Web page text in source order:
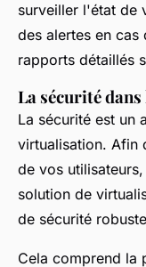
surveiller l'état de
des alertes en
rapports détaillés
La sécurité
La sécurité est un
virtualisation. Afin
de vos
solution de
de sécurité
Cela comprend la